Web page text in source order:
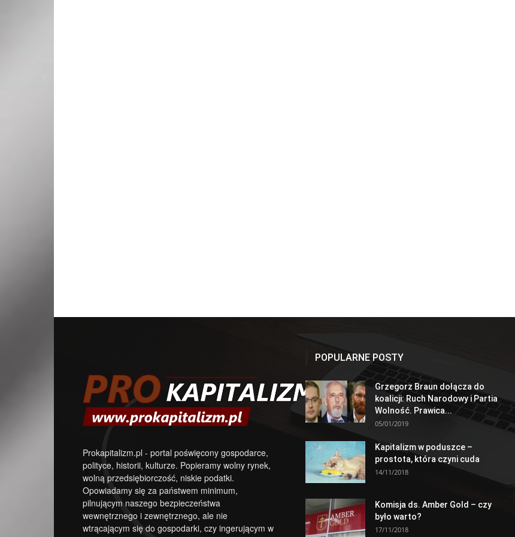
Prokapitalizm.pl - portal poświęcony gospodarce,
polityce, historii, kulturze. Popieramy wolny rynek,
wolną przedsiębiorczość, niskie podatki.
Opowiadamy się za państwem minimum,
pilnującym naszego bezpieczeństwa
wewnętrznego i zewnętrznego, ale nie
wtrącającym się do gospodarki, czy ingerującym w
POPULARNE POSTY
Grzegorz Braun dołącza do
koalicji: Ruch Narodowy i Partia
Wolność. Prawica...
05/01/2019
Kapitalizm w poduszce –
prostota, która czyni cuda
14/11/2018
Komisja ds. Amber Gold – czy
było warto?
17/11/2018